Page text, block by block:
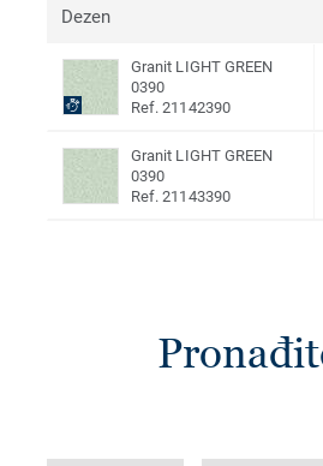
Dezen
Granit LIGHT GREEN
0390
Ref. 21142390
Granit LIGHT GREEN
0390
Ref. 21143390